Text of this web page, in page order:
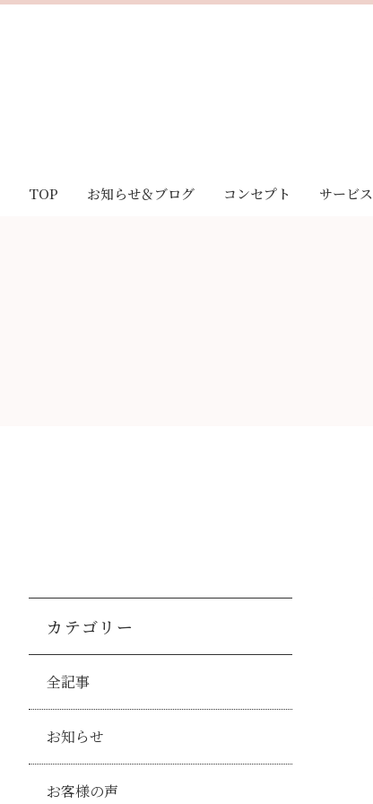
TOP お知らせ＆ブログ コンセプト サービス
カテゴリー
全記事
お知らせ
お客様の声